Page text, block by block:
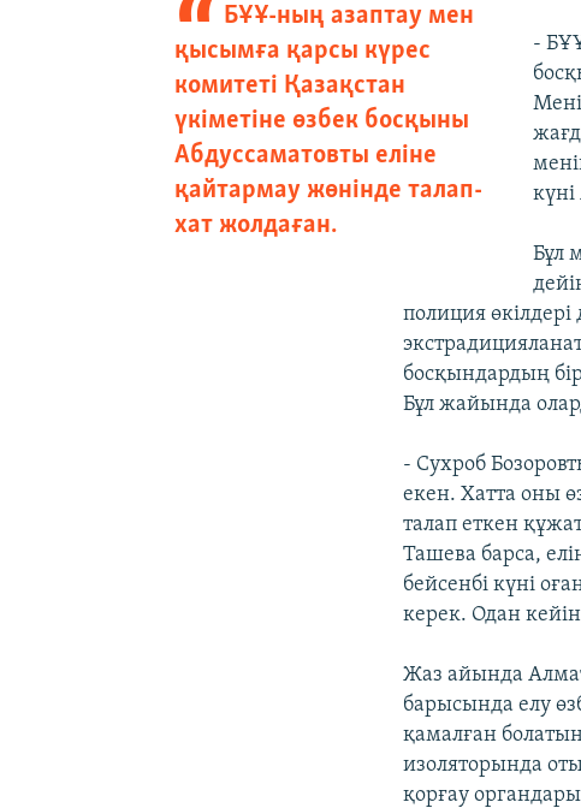
БҰҰ-ның азаптау мен
қысымға қарсы күрес
комитеті Қазақстан
үкіметіне өзбек босқыны
Абдуссаматовты еліне
қайтармау жөнінде талап-
хат жолдаған.
-
Бұл
полиция
босқындардың
Бұл жайында
- Сухроб
екен. Хатта оны
талап еткен
Ташева барса,
бейсенбі күні
керек. Одан
Жаз айында
барысында елу
қамалған
изоляторында
қорғау